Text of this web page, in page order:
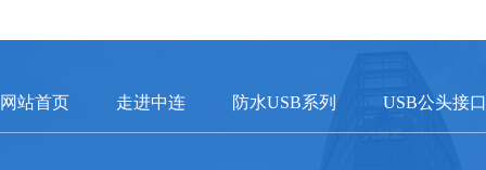
网站首页 走进中连 防水USB系列 USB公头接口